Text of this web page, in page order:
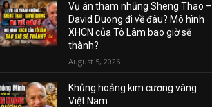
Vụ án tham nhũng Sheng Thao –
David Duong đi về đâu? Mô hình
XHCN của Tô Lâm bao giờ sẽ
thành?
August 5, 2026
Khủng hoảng kim cương vàng
Việt Nam